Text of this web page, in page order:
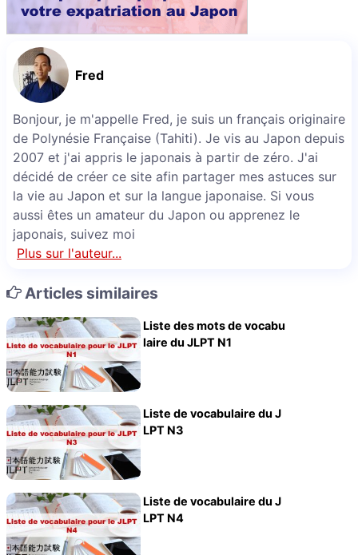
Fred
Bonjour, je m'appelle Fred, je suis un français originaire
de Polynésie Française (Tahiti). Je vis au Japon depuis
2007 et j'ai appris le japonais à partir de zéro. J'ai
décidé de créer ce site afin partager mes astuces sur
la vie au Japon et sur la langue japonaise. Si vous
aussi êtes un amateur du Japon ou apprenez le
japonais, suivez moi
Plus sur l'auteur...
Articles similaires
Liste des mots de vocabu
laire du JLPT N1
Liste de vocabulaire du J
LPT N3
Liste de vocabulaire du J
LPT N4